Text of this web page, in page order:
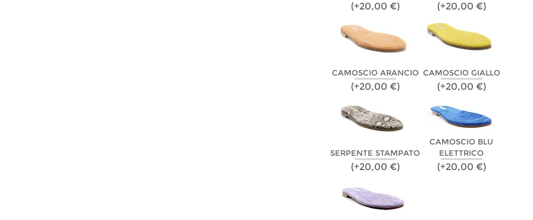
(+20,00 €) (+20,00 €)
CAMOSCIO ARANCIO
(+20,00 €)
CAMOSCIO GIALLO
(+20,00 €)
SERPENTE STAMPATO
(+20,00 €)
CAMOSCIO BLU
ELETTRICO
(+20,00 €)